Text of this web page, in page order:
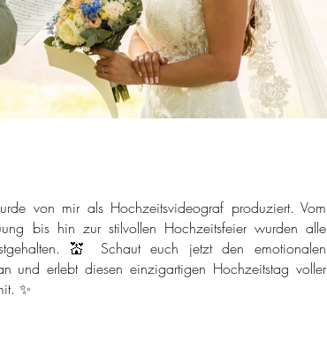
von mir als Hochzeitsvideograf produziert. Vom
bis hin zur stilvollen Hochzeitsfeier wurden alle
💒 Schaut euch jetzt den emotionalen
und erlebt diesen einzigartigen Hochzeitstag voller
✨